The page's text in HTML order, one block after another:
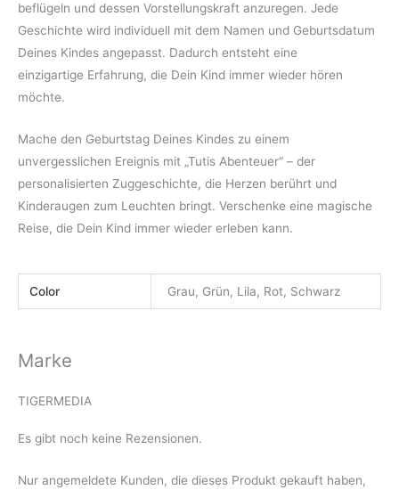
beflügeln und dessen Vorstellungskraft anzuregen. Jede
Geschichte wird individuell mit dem Namen und Geburtsdatum
Deines Kindes angepasst. Dadurch entsteht eine
einzigartige Erfahrung, die Dein Kind immer wieder hören
möchte.
Mache den Geburtstag Deines Kindes zu einem
unvergesslichen Ereignis mit „Tutis Abenteuer“ – der
personalisierten Zuggeschichte, die Herzen berührt und
Kinderaugen zum Leuchten bringt. Verschenke eine magische
Reise, die Dein Kind immer wieder erleben kann.
Color Grau, Grün, Lila, Rot, Schwarz
Marke
TIGERMEDIA
Es gibt noch keine Rezensionen.
Nur angemeldete Kunden, die dieses Produkt gekauft haben,